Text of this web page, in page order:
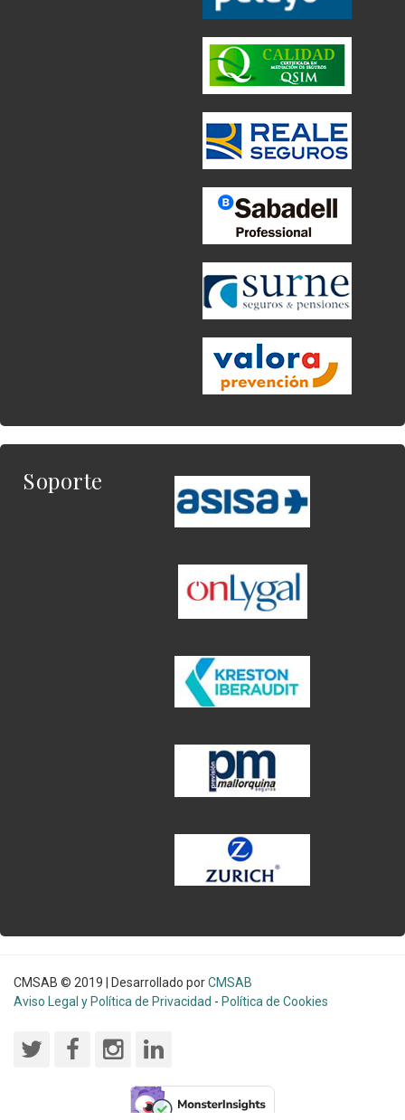
Soporte
CMSAB © 2019 | Desarrollado porCMSAB
Aviso Legal y Política de Privacidad - Política de Cookies